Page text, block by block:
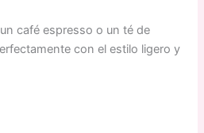
café espresso o un té de
con el estilo ligero y